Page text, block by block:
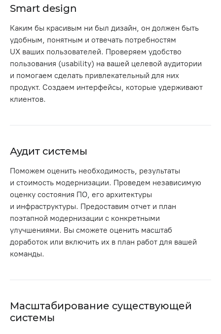
Smart design
Каким бы красивым ни был дизайн, он должен быть
удобным, понятным и отвечать потребностям
UX ваших пользователей. Проверяем удобство
пользования (usability) на вашей целевой аудитории
и помогаем сделать привлекательный для них
продукт. Создаем интерфейсы, которые удерживают
клиентов.
Аудит системы
Поможем оценить необходимость, результаты
и стоимость модернизации. Проведем независимую
оценку состояния ПО, его архитектуры
и инфраструктуры. Предоставим отчет и план
поэтапной модернизации с конкретными
улучшениями. Вы сможете оценить масштаб
доработок или включить их в план работ для вашей
команды.
Масштабирование существующей
системы